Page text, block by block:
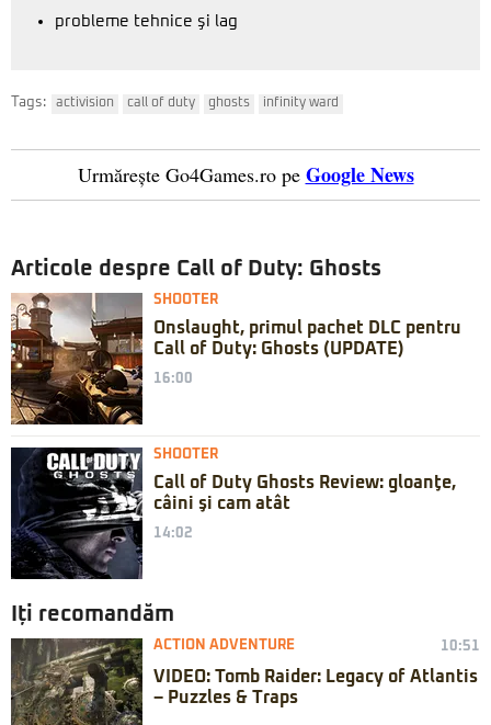
probleme tehnice şi lag
Tags: activision call of duty ghosts infinity ward
Urmărește Go4Games.ro pe Google News
Articole despre Call of Duty: Ghosts
SHOOTER
Onslaught, primul pachet DLC pentru
Call of Duty: Ghosts (UPDATE)
16:00
SHOOTER
Call of Duty Ghosts Review: gloanţe,
câini şi cam atât
14:02
Iți recomandăm
ACTION ADVENTURE 10:51
VIDEO: Tomb Raider: Legacy of Atlantis
– Puzzles & Traps